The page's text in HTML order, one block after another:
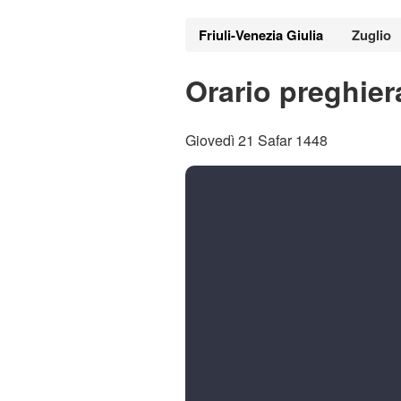
Friuli-Venezia Giulia Zuglio
Orario
Giovedì 21 Safar 1448